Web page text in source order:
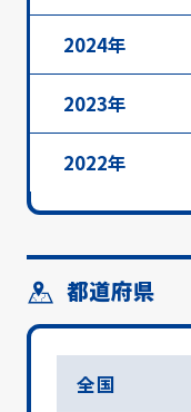
2024年
2023年
2022年
都道府県
全国